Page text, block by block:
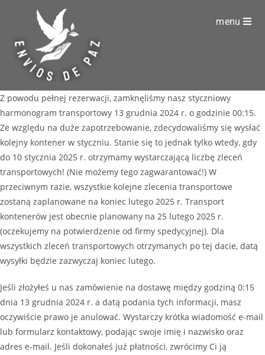
menu
Z powodu pełnej rezerwacji, zamknęliśmy nasz styczniowy
harmonogram transportowy 13 grudnia 2024 r. o godzinie 00:15.
Ze względu na duże zapotrzebowanie, zdecydowaliśmy się wysłać
kolejny kontener w styczniu. Stanie się to jednak tylko wtedy, gdy
do 10 stycznia 2025 r. otrzymamy wystarczającą liczbę zleceń
transportowych! (Nie możemy tego zagwarantować!) W
przeciwnym razie, wszystkie kolejne zlecenia transportowe
zostaną zaplanowane na koniec lutego 2025 r. Transport
kontenerów jest obecnie planowany na 25 lutego 2025 r.
(oczekujemy na potwierdzenie od firmy spedycyjnej). Dla
wszystkich zleceń transportowych otrzymanych po tej dacie, datą
wysyłki będzie zazwyczaj koniec lutego.
Jeśli złożyłeś u nas zamówienie na dostawę między godziną 0:15
dnia 13 grudnia 2024 r. a datą podania tych informacji, masz
oczywiście prawo je anulować. Wystarczy krótka wiadomość e-mail
lub formularz kontaktowy, podając swoje imię i nazwisko oraz
adres e-mail. Jeśli dokonałeś już płatności, zwrócimy Ci ją